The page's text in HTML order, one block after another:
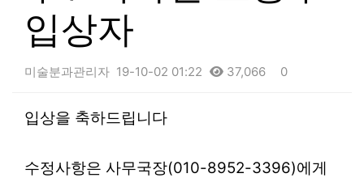
입상자
미술분과관리자 19-10-02 01:22 37,066 0
본문
입상을 축하드립니다
수정사항은 사무국장(010-8952-3396)에게